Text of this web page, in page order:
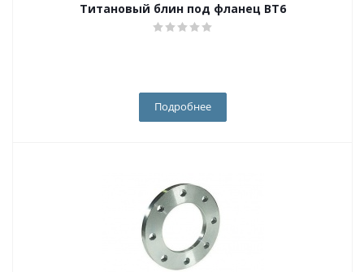
Титановый блин под фланец ВТ6
Подробнее